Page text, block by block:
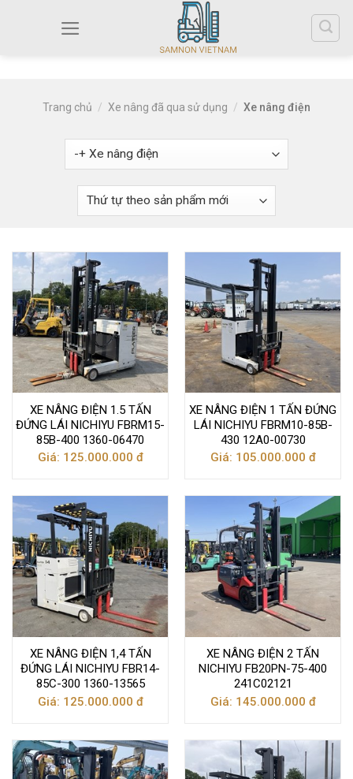
Trang chủ / Xe nâng đã qua sử dụng / Xe nâng điện
XE NÂNG ĐIỆN 1.5 TẤN
ĐỨNG LÁI NICHIYU FBRM15-
85B-400 1360-06470
Giá: 125.000.000 đ
XE NÂNG ĐIỆN 1 TẤN ĐỨNG
LÁI NICHIYU FBRM10-85B-
430 12A0-00730
Giá: 105.000.000 đ
XE NÂNG ĐIỆN 1,4 TẤN
ĐỨNG LÁI NICHIYU FBR14-
85C-300 1360-13565
Giá: 125.000.000 đ
XE NÂNG ĐIỆN 2 TẤN
NICHIYU FB20PN-75-400
241C02121
Giá: 145.000.000 đ